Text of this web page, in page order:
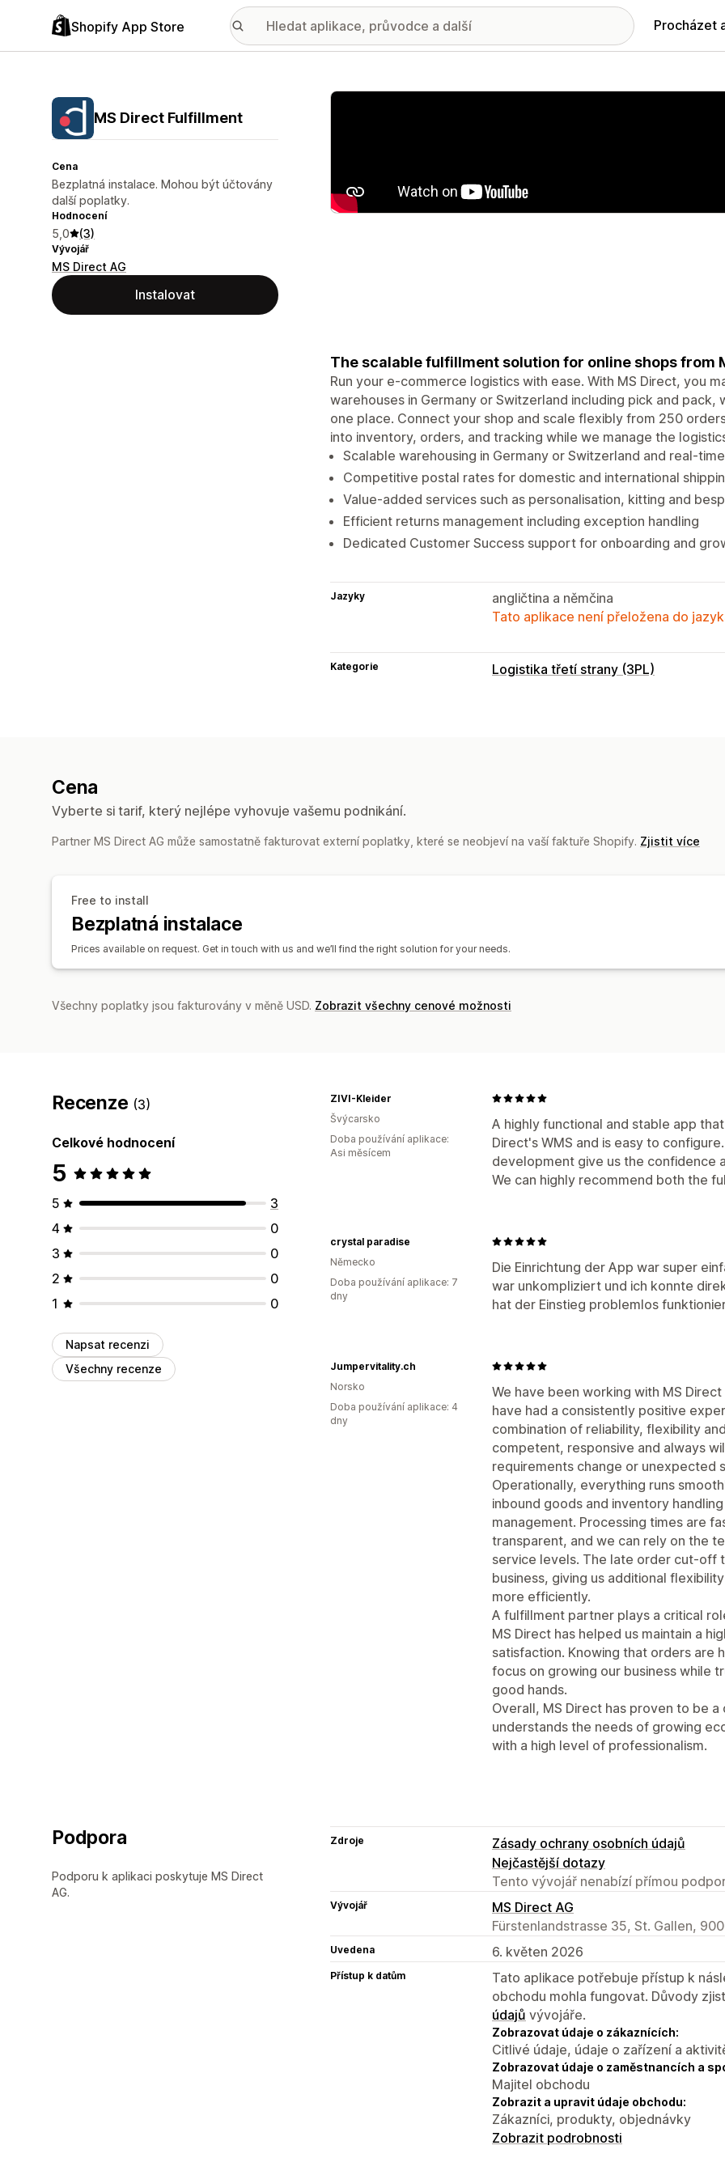
Shopify App Store Procházet
MS Direct Fulfillment
Cena
Bezplatná instalace. Mohou být účtovány
další poplatky.
Hodnocení
5,0 (3)
Vývojář
MS Direct AG
Instalovat
Galerie propagovaných obrázků
The scalable fulfillment solution for online shops from
Run your e-commerce logistics with ease. With MS Direct, you
warehouses in Germany or Switzerland including pick and
one place. Connect your shop and scale flexibly from 250
into inventory, orders, and tracking while we manage the
Scalable warehousing in Germany or Switzerland and real-
Competitive postal rates for domestic and international
Value-added services such as personalisation, kitting and
Efficient returns management including exception handling
Dedicated Customer Success support for onboarding and
Jazyky
angličtina a němčina
Tato aplikace není přeložena do
Kategorie Logistika třetí strany (3PL)
Upozornění týkající se skladových
Cena
Vyberte si tarif, který nejlépe vyhovuje vašemu podnikání.
Partner MS Direct AG může samostatně fakturovat externí poplatky, které se neobjeví na vaší faktuře Shopify. Zjistit více
Free to install
Bezplatná instalace
Prices available on request. Get in touch with us and we’ll find the right solution for your needs.
Všechny poplatky jsou fakturovány v měně USD. Zobrazit všechny cenové možnosti
Recenze (3)
Celkové hodnocení
5
5
3
4
0
3
0
2
0
1
0
Napsat recenzi
Všechny recenze
A highly functional and stable app
Direct's WMS and is easy to
development give us the confidence
We can highly recommend both the
ZIVI-Kleider
Švýcarsko
Doba používání aplikace:
Asi měsícem
Die Einrichtung der App war super
war unkompliziert und ich konnte
hat der Einstieg problemlos
crystal paradise
Německo
Doba používání aplikace: 7
dny
We have been working with MS
have had a consistently positive
combination of reliability, flexibility
competent, responsive and always
requirements change or unexpected
Operationally, everything runs
inbound goods and inventory
management. Processing times are
transparent, and we can rely on the
service levels. The late order cut-off
business, giving us additional
more efficiently.
A fulfillment partner plays a critical
MS Direct has helped us maintain a
satisfaction. Knowing that orders are
focus on growing our business while
good hands.
Overall, MS Direct has proven to be
understands the needs of growing
with a high level of professionalism.
Jumpervitality.ch
Norsko
Doba používání aplikace: 4
dny
Podpora
Podporu k aplikaci poskytuje MS Direct
AG.
Zdroje
Zásady ochrany osobních údajů
Nejčastější dotazy
Tento vývojář nenabízí přímou
Vývojář
MS Direct AG
Fürstenlandstrasse 35, St. Gallen,
Uvedena 6. květen 2026
Přístup k datům
Tato aplikace potřebuje přístup k
obchodu mohla fungovat. Důvody
údajů vývojáře.
Zobrazovat údaje o zákaznících:
Citlivé údaje, údaje o zařízení a
Zobrazovat údaje o zaměstnancích a
Majitel obchodu
Zobrazit a upravit údaje obchodu:
Zákazníci, produkty, objednávky
Zobrazit podrobnosti